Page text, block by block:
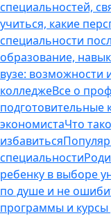
специальностей,
учиться, какие
специальности
образование,
вузе: возможности
колледжеВсе о
подготовительные
экономистаЧто
избавиться
специальности
ребенку в выборе
по душе и не
программы и курсы